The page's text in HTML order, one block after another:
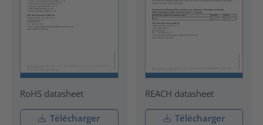
RoHS datasheet
Télécharger
REACH datasheet
Télécharger